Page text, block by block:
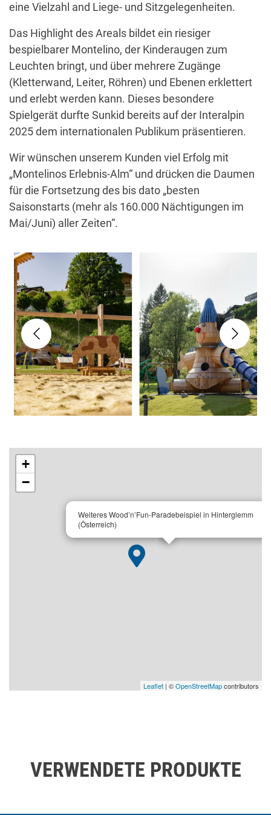
eine Vielzahl and Liege- und Sitzgelegenheiten.
Das Highlight des Areals bildet ein riesiger
bespielbarer Montelino, der Kinderaugen zum
Leuchten bringt, und über mehrere Zugänge
(Kletterwand, Leiter, Röhren) und Ebenen erklettert
und erlebt werden kann. Dieses besondere
Spielgerät durfte Sunkid bereits auf der Interalpin
2025 dem internationalen Publikum präsentieren.
Wir wünschen unserem Kunden viel Erfolg mit
„Montelinos Erlebnis-Alm“ und drücken die Daumen
für die Fortsetzung des bis dato „besten
Saisonstarts (mehr als 160.000 Nächtigungen im
Mai/Juni) aller Zeiten“.
Weiteres Wood’n’Fun-Paradebeispiel in Hinterglemm
(Österreich)
+
−
Leaflet | ©OpenStreetMapcontributors
VERWENDETE PRODUKTE